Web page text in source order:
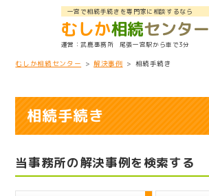
一宮で相続手続きを専門家に相談するなら
むしか相続センター
武鹿事務所 尾張一宮駅から車で3分
むしか相続センター >解決事例 > 相続手続き
相続手続き
当事務所の解決事例を検索する